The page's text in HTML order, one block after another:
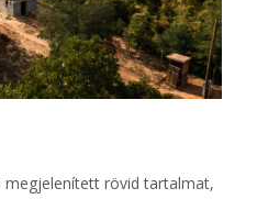
megjelenített rövid tartalmat,